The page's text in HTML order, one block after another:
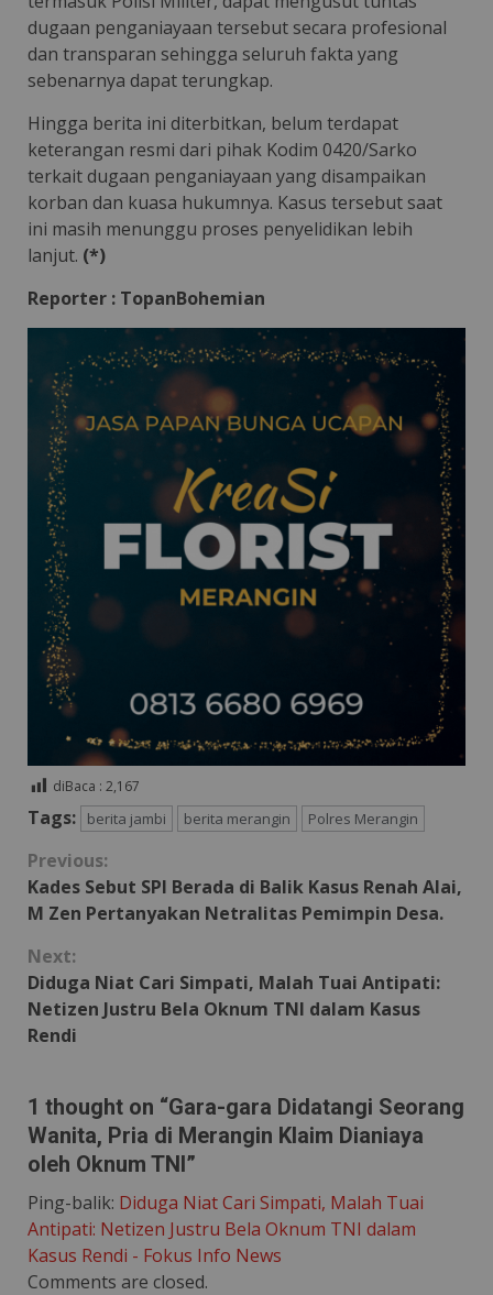
dugaan penganiayaan tersebut secara profesional
dan transparan sehingga seluruh fakta yang
sebenarnya dapat terungkap.
Hingga berita ini diterbitkan, belum terdapat
keterangan resmi dari pihak Kodim 0420/Sarko
terkait dugaan penganiayaan yang disampaikan
korban dan kuasa hukumnya. Kasus tersebut saat
ini masih menunggu proses penyelidikan lebih
lanjut. (*)
Reporter : TopanBohemian
diBaca : 2,167
Tags: berita jambi berita merangin Polres Merangin
Continue
Reading
Previous:
Kades Sebut SPI Berada di Balik Kasus Renah Alai,
M Zen Pertanyakan Netralitas Pemimpin Desa.
Next:
Diduga Niat Cari Simpati, Malah Tuai Antipati:
Netizen Justru Bela Oknum TNI dalam Kasus
Rendi
1 thought on “Gara-gara Didatangi Seorang
Wanita, Pria di Merangin Klaim Dianiaya
oleh Oknum TNI”
Ping-balik: Diduga Niat Cari Simpati, Malah Tuai
Antipati: Netizen Justru Bela Oknum TNI dalam
Kasus Rendi - Fokus Info News
Comments are closed.